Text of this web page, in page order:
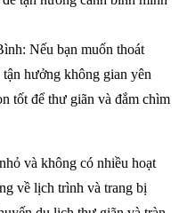
Nếu bạn muốn thoát
hưởng không gian yên
tốt để thư giãn và đắm chìm
và không có nhiều hoạt
về lịch trình và trang bị